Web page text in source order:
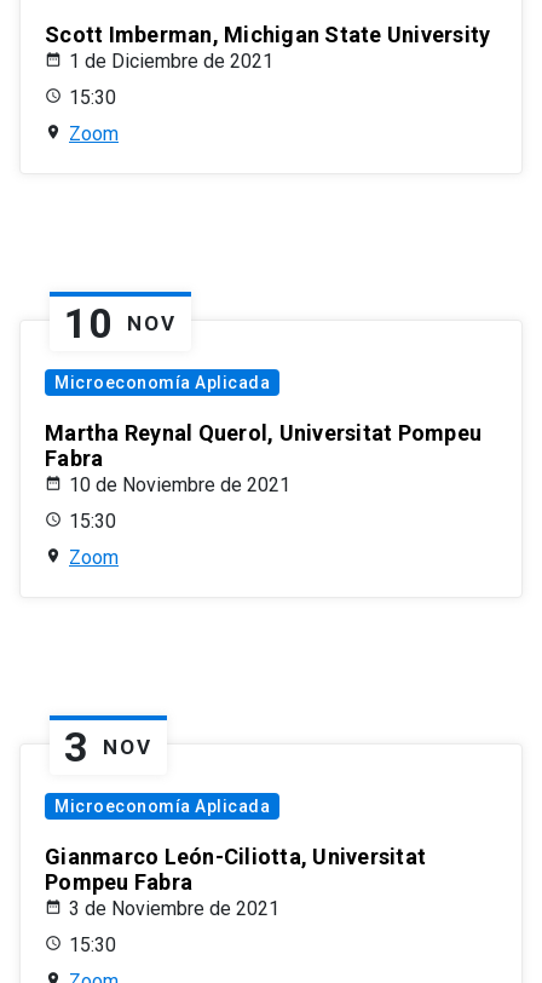
Scott Imberman, Michigan State University
1 de Diciembre de 2021
15:30
Zoom
10 NOV
Microeconomía Aplicada
Martha Reynal Querol, Universitat Pompeu
Fabra
10 de Noviembre de 2021
15:30
Zoom
3 NOV
Microeconomía Aplicada
Gianmarco León-Ciliotta, Universitat
Pompeu Fabra
3 de Noviembre de 2021
15:30